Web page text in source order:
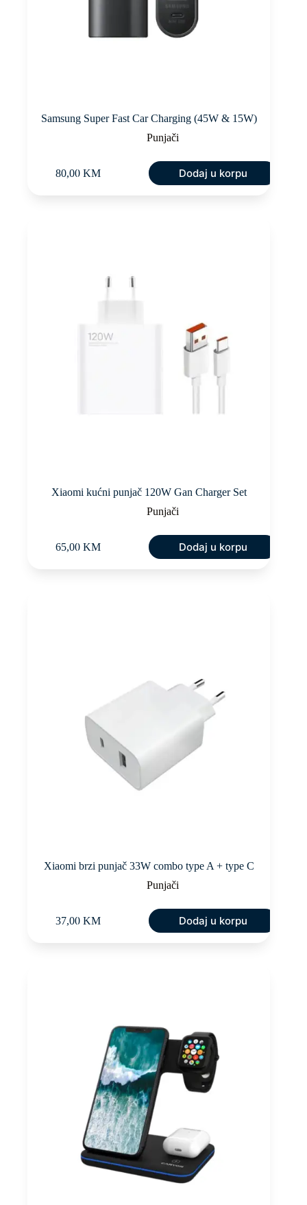
Samsung Super Fast Car Charging (45W & 15W)
Punjači
80,00 KM Dodaj u korpu
Xiaomi kućni punjač 120W Gan Charger Set
Punjači
65,00 KM Dodaj u korpu
Xiaomi brzi punjač 33W combo type A + type C
Punjači
37,00 KM Dodaj u korpu